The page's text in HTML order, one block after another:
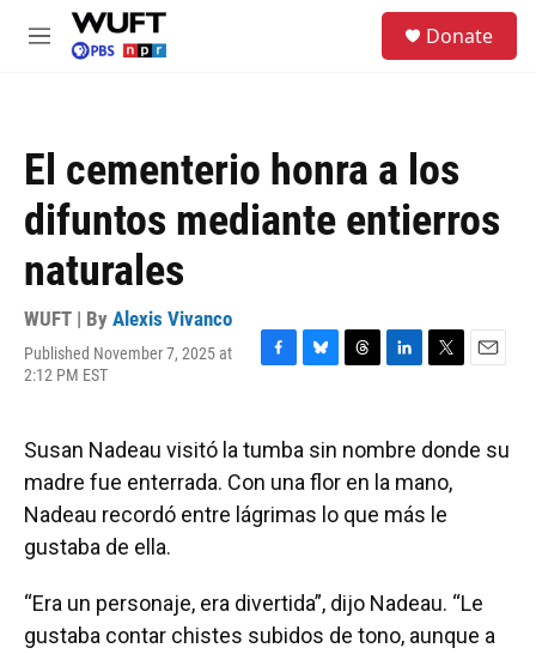
Skip to main content
M
Donate
El cementerio honra a los
difuntos mediante entierros
naturales
WUFT | By Alexis Vivanco
Published November 7, 2025 at
2:12 PM EST
F
e
b
o
o
k
B
e
s
k
y
T
e
a
d
s
L
k
e
d
I
n
T
t
t
e
r
E
i
l
Susan Nadeau visitó la tumba sin nombre donde su
madre fue enterrada. Con una flor en la mano,
Nadeau recordó entre lágrimas lo que más le
gustaba de ella.
“Era un personaje, era divertida”, dijo Nadeau. “Le
gustaba contar chistes subidos de tono, aunque a